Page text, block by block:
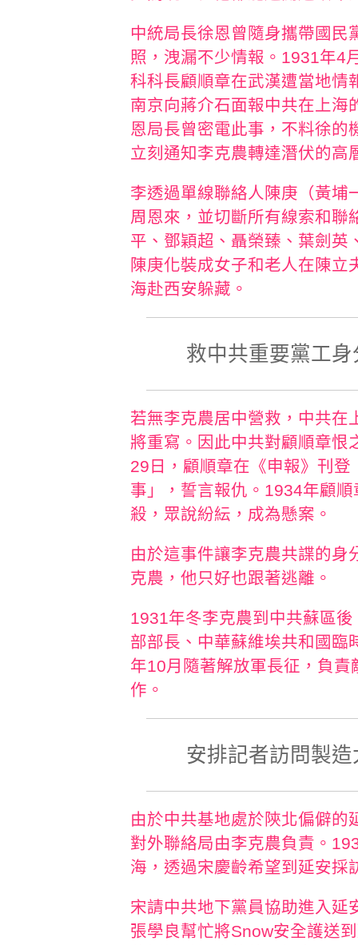
中統局長徐恩曾隨身攜帶國民
照，洩漏不少情報。1931年4
科科長顧順章在武漢遭當地情
南京向蔣介石面報中共在上海
恩局長曾密電此事，不料徐的
立刻通知李克農轉達潛伏的高
李透過單線聯絡人陳庚（黃埔
周恩來，並切斷所有線索和聯
平、鄧穎超、聶榮臻、葉劍英
陳庚化裝成女子和老人在陳
海赴西安躲藏。
救中共重要黨工身
若無李克農居中營救，中共在
將重寫。因此中共對顧順章恨
29日，顧順章在《申報》刊
事」，誓言報仇。1934年顧
殺，眾說紛紜，成為懸案。
由於這事件讓李克農共諜的身
克農，他只好也跟著逃離。
1931年冬李克農到中共蘇區
部部長、中華蘇維埃共和國臨
年10月隨著解放軍長征，負
作。
安排記者訪問製造
由於中共基地處於陝北偏僻的
對外聯絡局由李克農負責。
海，透過宋慶齡希望到延安採
宋請中共地下黨員協助進入延
張學良幫忙將Snow安全護送